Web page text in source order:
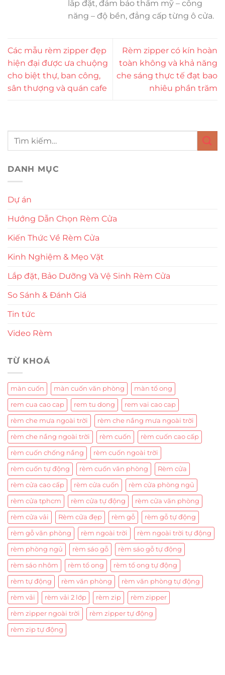
lắp đặt, đảm bảo thẩm mỹ – công
năng – độ bền, đẳng cấp từng ô cửa.
Các mẫu rèm zipper đẹp
hiện đại được ưa chuộng
cho biệt thự, ban công,
sân thượng và quán cafe
Rèm zipper có kín hoàn
toàn không và khả năng
che sáng thực tế đạt bao
nhiêu phần trăm
DANH MỤC
Dự án
Hướng Dẫn Chọn Rèm Cửa
Kiến Thức Về Rèm Cửa
Kinh Nghiệm & Mẹo Vặt
Lắp đặt, Bảo Dưỡng Và Vệ Sinh Rèm Cửa
So Sánh & Đánh Giá
Tin tức
Video Rèm
TỪ KHOÁ
màn cuốn màn cuốn văn phòng màn tổ ong
rem cua cao cap rem tu dong rem vai cao cap
rèm che mưa ngoài trời rèm che nắng mưa ngoài trời
rèm che nắng ngoài trời rèm cuốn rèm cuốn cao cấp
rèm cuốn chống nắng rèm cuốn ngoài trời
rèm cuốn tự động rèm cuốn văn phòng Rèm cửa
rèm cửa cao cấp rèm cửa cuốn rèm cửa phòng ngủ
rèm cửa tphcm rèm cửa tự động rèm cửa văn phòng
rèm cửa vải Rèm cửa đẹp rèm gỗ rèm gỗ tự động
rèm gỗ văn phòng rèm ngoài trời rèm ngoài trời tự động
rèm phòng ngủ rèm sáo gỗ rèm sáo gỗ tự động
rèm sáo nhôm rèm tổ ong rèm tổ ong tự động
rèm tự động rèm văn phòng rèm văn phòng tự động
rèm vải rèm vải 2 lớp rèm zip rèm zipper
rèm zipper ngoài trời rèm zipper tự động
rèm zip tự động